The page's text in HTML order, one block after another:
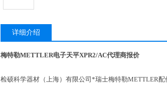
详细介绍
梅特勒METTLER电子天平XPR2/AC代理商报价
检硕科学器材（上海）有限公司*瑞士梅特勒METTLER